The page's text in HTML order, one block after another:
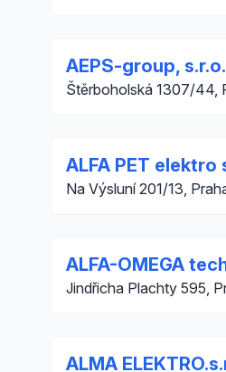
AEPS-group, s.r.o.
Štěrboholská 1307/44,
ALFA PET elektro
Na Výsluní 201/13,
ALFA-OMEGA
Jindřicha Plachty 595,
ALMA